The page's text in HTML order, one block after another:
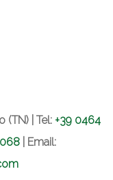
(TN) | Tel: +39 0464
| Email: